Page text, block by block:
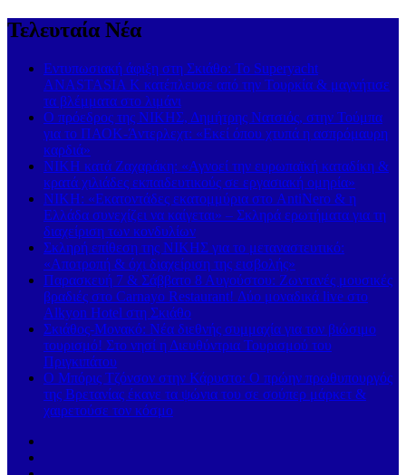
Τελευταία Νέα
Εντυπωσιακή άφιξη στη Σκιάθο: Το Superyacht
ANASTASIA K κατέπλευσε από την Τουρκία & μαγνήτισε
τα βλέμματα στο λιμάνι
Ο πρόεδρος της ΝΙΚΗΣ, Δημήτρης Νατσιός, στην Τούμπα
για το ΠΑΟΚ-Άντερλεχτ: «Εκεί όπου χτυπά η ασπρόμαυρη
καρδιά»
ΝΙΚΗ κατά Ζαχαράκη: «Αγνοεί την ευρωπαϊκή καταδίκη &
κρατά χιλιάδες εκπαιδευτικούς σε εργασιακή ομηρία»
ΝΙΚΗ: «Εκατοντάδες εκατομμύρια στο AntiNero & η
Ελλάδα συνεχίζει να καίγεται» – Σκληρά ερωτήματα για τη
διαχείριση των κονδυλίων
Σκληρή επίθεση της ΝΙΚΗΣ για το μεταναστευτικό:
«Αποτροπή & όχι διαχείριση της εισβολής»
Παρασκευή 7 & Σάββατο 8 Αυγούστου: Ζωντανές μουσικές
βραδιές στο Carnayo Restaurant! Δύο μοναδικά live στο
Alkyon Hotel στη Σκιάθο
Σκιάθος-Μονακό: Νέα διεθνής συμμαχία για τον βιώσιμο
τουρισμό! Στο νησί η Διευθύντρια Τουρισμού του
Πριγκιπάτου
Ο Μπόρις Τζόνσον στην Κάρυστο: Ο πρώην πρωθυπουργός
της Βρετανίας έκανε τα ψώνια του σε σούπερ μάρκετ &
χαιρετούσε τον κόσμο